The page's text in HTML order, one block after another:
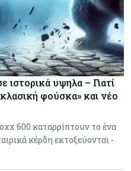
ιστορικά υψηλα – Γιατί
φούσκα» και νέο
600 καταρρίπτουν το ένα
κέρδη εκτοξεύονται -